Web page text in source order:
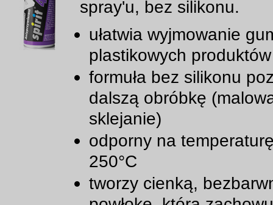
spray'u, bez silikonu.
ułatwia wyjmowanie
plastikowych
formuła bez silikonu
dalszą obróbkę
sklejanie)
odporny na
250°C
tworzy cienką,